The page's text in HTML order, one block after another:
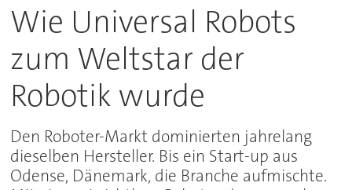
Wie Universal Robots
zum Weltstar der
Robotik wurde
Den Roboter-Markt dominierten jahrelang
dieselben Hersteller. Bis ein Start-up aus
Odense, Dänemark, die Branche aufmischte.